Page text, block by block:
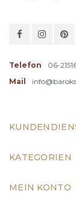
Telefon
06-
Mail
KATEGORIEN
MEIN KONTO